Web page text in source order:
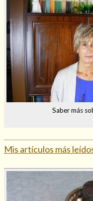
Mis libros favoritos
Mi Blog
¿Qué es el tarot?
Saber más
Mis artículos más